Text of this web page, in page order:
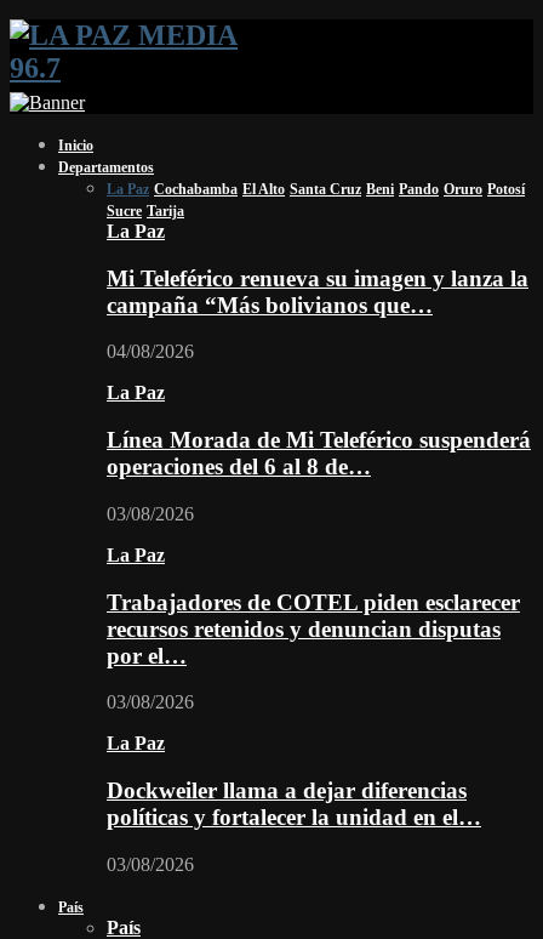
Facebook
Twitter
Instagram
Youtube
Email
Twitch
Whatsapp
Inicio
Departamentos
La Paz Cochabamba El Alto Santa Cruz Beni Pando Oruro Potosí
Sucre Tarija
La Paz
Mi Teleférico renueva su imagen y lanza la
campaña “Más bolivianos que…
04/08/2026
La Paz
Línea Morada de Mi Teleférico suspenderá
operaciones del 6 al 8 de…
03/08/2026
La Paz
Trabajadores de COTEL piden esclarecer
recursos retenidos y denuncian disputas
por el…
03/08/2026
La Paz
Dockweiler llama a dejar diferencias
políticas y fortalecer la unidad en el…
03/08/2026
País
País